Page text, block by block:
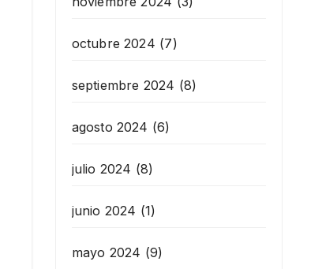
octubre 2024 (7)
septiembre 2024 (8)
agosto 2024 (6)
julio 2024 (8)
junio 2024 (1)
mayo 2024 (9)